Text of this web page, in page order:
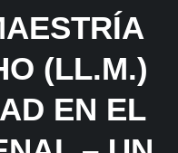
(LL.M.)
EN EL